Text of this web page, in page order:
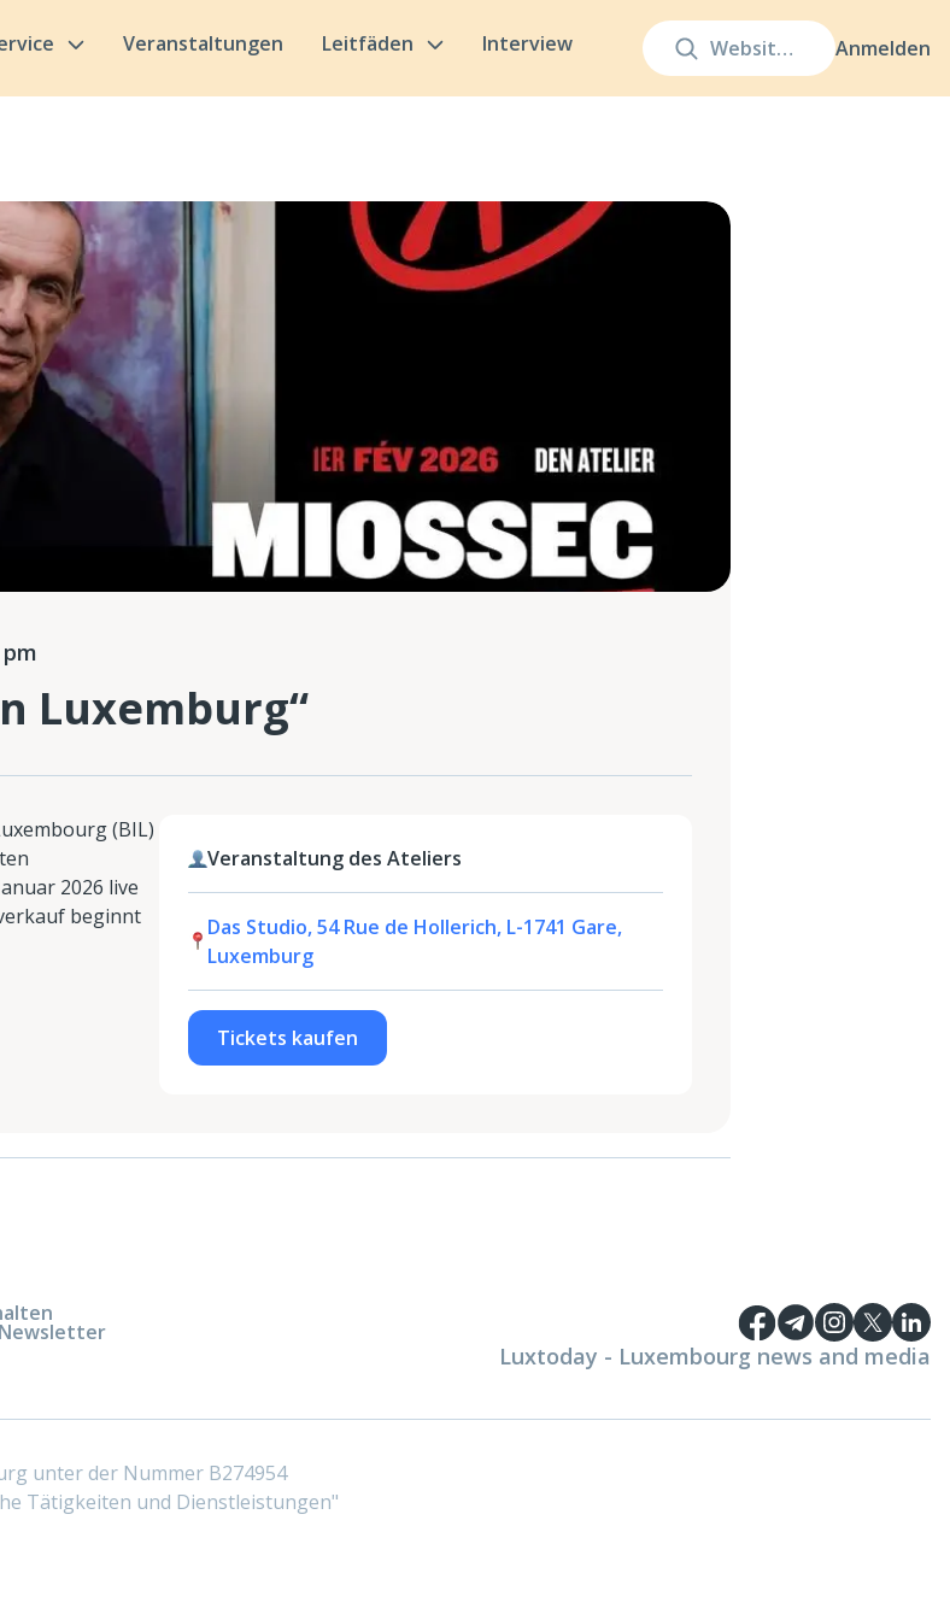
Anmelden
Veranstaltungen Leitfäden Interview
Luxemburg“
(BIL)
2026 live
beginnt
Veranstaltung des Ateliers
Das Studio, 54 Rue de Hollerich, L-1741 Gare,
Luxemburg
Tickets kaufen
Luxtoday - Luxembourg news and media
unter der Nummer B274954
Tätigkeiten und Dienstleistungen"